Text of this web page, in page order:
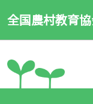
全国農村教育